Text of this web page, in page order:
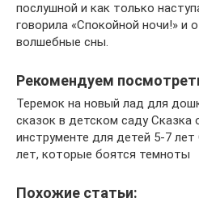
послушной и как только
говорила «Спокойной ночи!» и
волшебные сны.
Рекомендуем
Теремок на новый лад для
сказок в детском саду Сказка
инструменте для детей 5-7
лет, которые боятся темноты
Похожие статьи: